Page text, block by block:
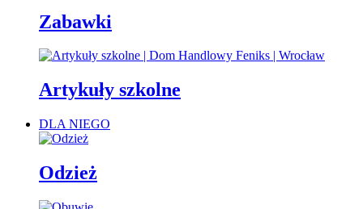
Zabawki
Artykuły szkolne
DLA NIEGO
Odzież